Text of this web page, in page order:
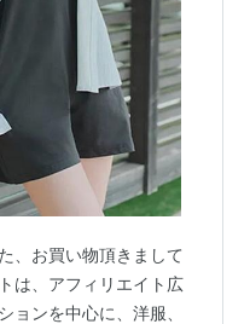
、お買い物頂きまして
は、アフィリエイト広
ョンを中心に、洋服、